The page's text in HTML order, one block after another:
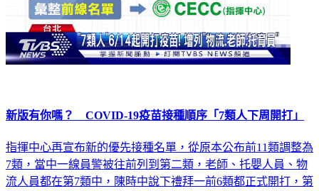
新版有你嗎？ COVID-19疫苗接種順序「7類人下周開打」
指揮中心再宣布新的優先接種名單，從原本公布前11類調整為
7類，當中一線員警被往前列到第二類，老師、托嬰人員、物
流人員都在第7類中，陳時中說下禮拜一前6類都正式開打，第